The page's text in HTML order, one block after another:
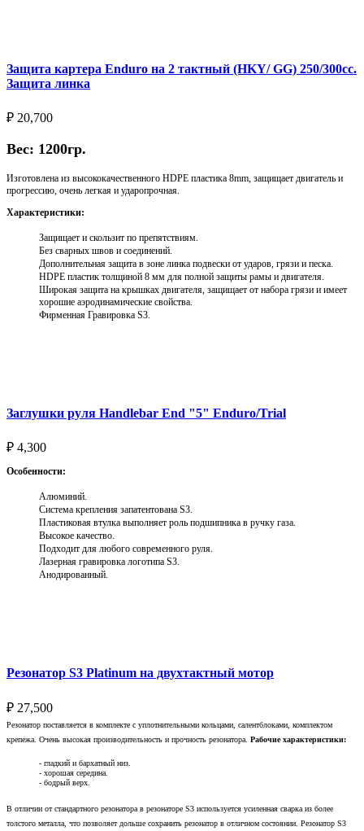
Защита картера Enduro на 2 тактный (HKY/ GG) 250/300cc.
Защита линка
₽ 20,700
Вес: 1200гр.
Изготовлена из высококачественного HDPE пластика 8mm, защищает двигатель и
прогрессию, очень легкая и ударопрочная.
Характеристики:
Защищает и скользит по препятствиям.
Без сварных швов и соединений.
Дополнительная защита в зоне линка подвески от ударов, грязи и песка.
HDPE пластик толщиной 8 мм для полной защиты рамы и двигателя.
Широкая защита на крышках двигателя, защищает от набора грязи и имеет
хорошие аэродинамические свойства.
Фирменная Гравировка S3.
Заглушки руля Handlebar End "5" Enduro/Trial
₽ 4,300
Особенности:
Алюминий.
Система крепления запатентована S3.
Пластиковая втулка выполняет роль подшипника в ручку газа.
Высокое качество.
Подходит для любого современного руля.
Лазерная гравировка логотипа S3.
Анодированный.
Резонатор S3 Platinum на двухтактный мотор
₽ 27,500
Резонатор поставляется в комплекте с уплотнительными кольцами, салентблоками, комплектом
крепежа. Очень высокая производительность и прочность резонатора. Рабочие характеристики:
- гладкий и бархатный низ.
- хорошая середина.
- бодрый верх.
В отличии от стандартного резонатора в резонаторе S3 используется усиленная сварка из более
толстого металла, что позволяет дольше сохранить резонатор в отличном состоянии. Резонатор S3